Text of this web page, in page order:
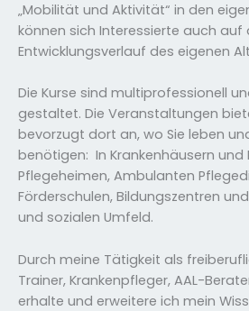
„Mobilität und Aktivität“ in den
können sich Interessierte auch auf
Entwicklungsverlauf des eigenen
Die Kurse sind multiprofessionell
gestaltet. Die Veranstaltungen
bevorzugt dort an, wo Sie leben
benötigen: In Krankenhäusern und
Pflegeheimen, Ambulanten
Förderschulen, Bildungszentren
und sozialen Umfeld.
Durch meine Tätigkeit als
Trainer, Krankenpfleger, AAL-
erhalte und erweitere ich mein